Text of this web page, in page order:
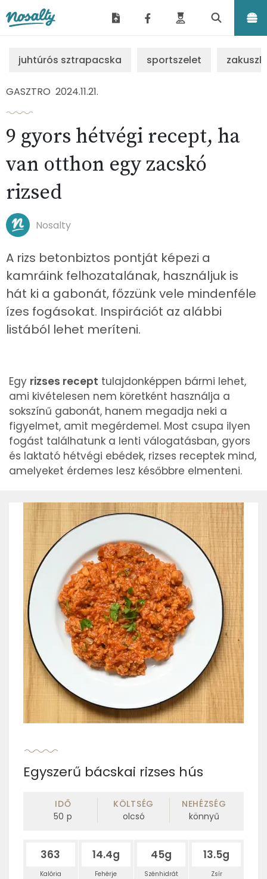
juhtúrós sztrapacska sportszelet
GASZTRO 2024.11.21.
9 gyors hétvégi recept, ha
van otthon egy zacskó
rizsed
Nosalty
A rizs betonbiztos pontját képezi a
kamráink felhozatalának, használjuk is
hát ki a gabonát, főzzünk vele mindenféle
ízes fogásokat. Inspirációt az alábbi
listából lehet meríteni.
Egy rizses recept tulajdonképpen bármi lehet,
ami kivételesen nem köretként használja a
sokszínű gabonát, hanem megadja neki a
figyelmet, amit megérdemel. Most csupa ilyen
fogást találhatunk a lenti válogatásban, gyors
és laktató hétvégi ebédek, rizses receptek mind,
amelyeket érdemes lesz későbbre elmenteni.
Egyszerű bácskai rizses hús
IDŐ
50 p
KÖLTSÉG
olcsó
NEHÉZSÉG
könnyű
363
Kalória
14.4g
Fehérje
45g
Szénhidrát
13.5g
Zsír